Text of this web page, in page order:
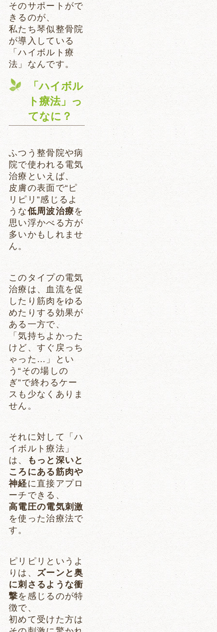
そのサポートがで
きるのが、
私たち琴似整骨院
が導入している
「ハイボルト療
法」なんです。
「ハイボル
ト療法」っ
てなに？
ふつう整骨院や病
院で使われる電気
治療といえば、
皮膚の表面で“ピ
リピリ”感じるよ
うな低周波治療を
思い浮かべる方が
多いかもしれませ
ん。
このタイプの電気
治療は、血流を促
したり筋肉をゆる
めたりする効果が
ある一方で、
「気持ちよかった
けど、すぐ戻っち
ゃった…」とい
う“その場しの
ぎ”で終わるケー
スも少なくありま
せん。
それに対して「ハ
イボルト療法」
は、
もっと深いと
ころにある筋肉や
神経に直接アプロ
ーチできる、
高電圧の電気刺激
を使った治療法で
す。
ピリピリというよ
りは、 ズーンと奥
に刺さるような衝
撃を感じるのが特
徴で、
初めて受けた方は